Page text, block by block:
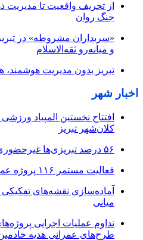
از تحریف واقعیت تا
جنگ روان
«سربداران مشروطه» در
و میانه‌رو ثقه‌الاسلام
تبریز بدون مدیریت
اخبار شهر
افتتاح نخستین المپیاد
کلان‌شهر تبریز
۵۶ درصد تبریزی‌ها غیرحضوری با شهرداری ارتباط دارند
فعالیت مستمر ۱۱۶ پروژه عمرانی در شرایط جنگی
میانی
تداوم عملیات اجرایی
طرح‌های عمرانی هدیه